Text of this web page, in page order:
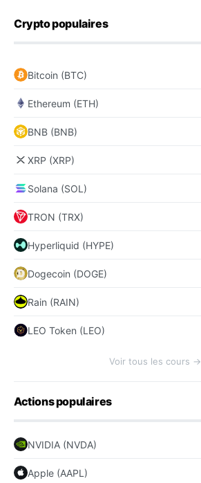
Crypto populaires
Bitcoin (BTC)
Ethereum (ETH)
BNB (BNB)
XRP (XRP)
Solana (SOL)
TRON (TRX)
Hyperliquid (HYPE)
Dogecoin (DOGE)
Rain (RAIN)
LEO Token (LEO)
Voir tous les cours →
Actions populaires
NVIDIA (NVDA)
Apple (AAPL)